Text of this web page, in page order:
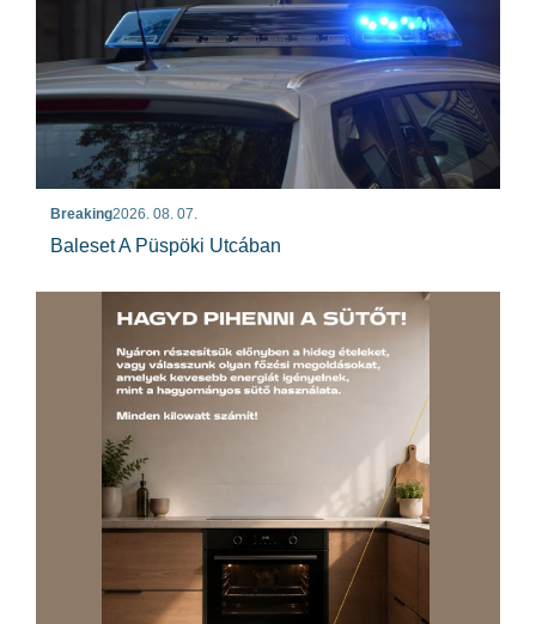
Breaking2026. 08. 07.
Baleset A Püspöki Utcában